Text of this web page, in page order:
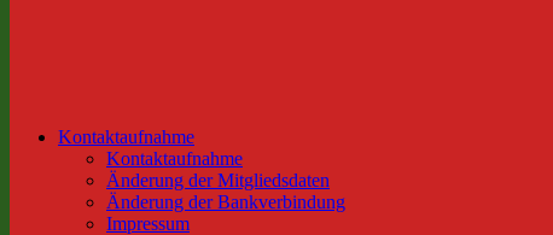
Kontaktaufnahme
Kontaktaufnahme
Änderung der Mitgliedsdaten
Änderung der Bankverbindung
Impressum